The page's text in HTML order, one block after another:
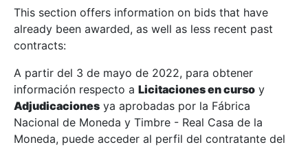
Show/Hide
Show/Hide
This section offers information on bids that have
already been awarded, as well as less recent past
contracts:
A partir del 3 de mayo de 2022, para obtener
información respecto a Licitaciones en curso y
Adjudicaciones ya aprobadas por la Fábrica
Nacional de Moneda y Timbre - Real Casa de la
Moneda, puede acceder al perfil del contratante del